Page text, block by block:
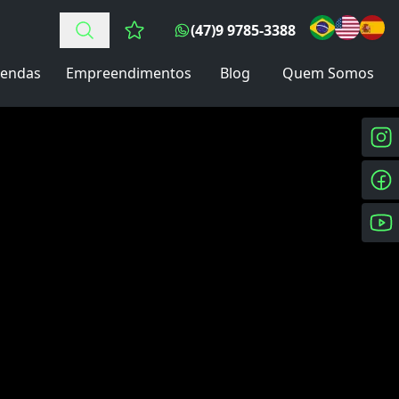
Favoritos (0 itens)
(47)9 9785-3388
Empreendimentos Blog Quem Somos